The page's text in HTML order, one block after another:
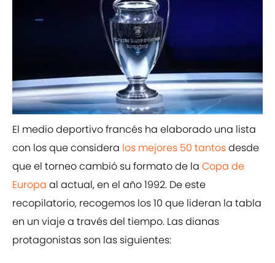
El medio deportivo francés ha elaborado una lista
con los que considera los mejores 50 tantosdesde
que el torneo cambió su formato de la Copa de
Europa al actual, en el año 1992. De este
recopilatorio, recogemos los 10 que lideran la tabla
en un viaje a través del tiempo. Las dianas
protagonistas son las siguientes: